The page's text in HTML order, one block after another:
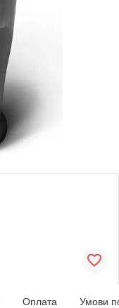
Оплата Умови